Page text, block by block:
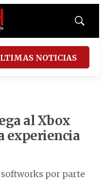
Mostrar
NOTICIAS
al Xbox
experiencia
por parte